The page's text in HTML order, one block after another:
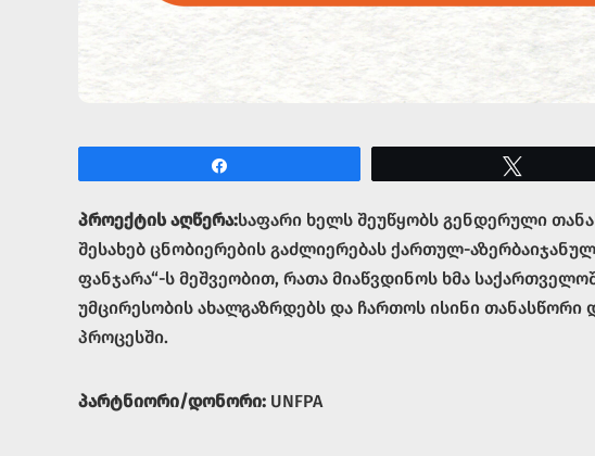
პროექტის აღწერა:საფარი ხელს შეუწყობს გენდერული
შესახებ ცნობიერების გაძლიერებას ქართულ-
ფანჯარა“-ს მეშვეობით, რათა მიაწვდინოს ხმა
უმცირესობის ახალგაზრდებს და ჩართოს ისინი თანასწორი
პროცესში.
პარტნიორი/დონორი: UNFPA